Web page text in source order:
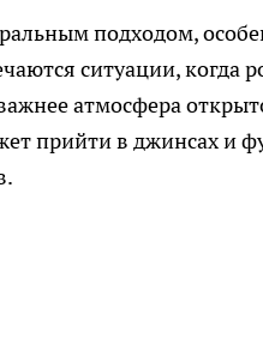
подходом,
ситуации, когда
атмосфера
прийти в джинсах и